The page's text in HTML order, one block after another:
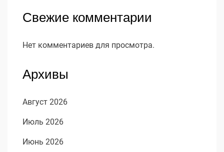
Свежие комментарии
Нет комментариев для просмотра.
Архивы
Август 2026
Июль 2026
Июнь 2026